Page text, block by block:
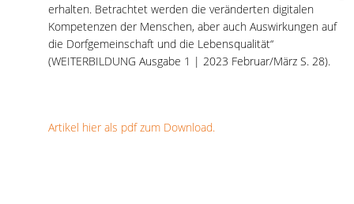
erhalten. Betrachtet werden die veränderten digitalen
Kompetenzen der Menschen, aber auch Auswirkungen auf
die Dorfgemeinschaft und die Lebensqualität“
(WEITERBILDUNG Ausgabe 1 | 2023 Februar/März S. 28).
Artikel hier als pdf zum Download.